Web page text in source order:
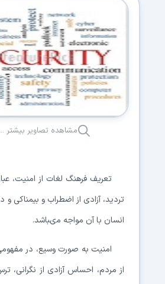
مشاهده تصاویر بیشتر ...
تعریف فرهنگ لغات از امنیت،
تردید، آزادى از اضطراب و بیمناکى
انسان با آن مواجه مى‏باشد.
امنیت به صورت وسیع، در